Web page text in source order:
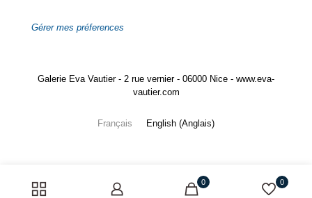
Gérer mes préferences
Galerie Eva Vautier - 2 rue vernier - 06000 Nice - www.eva-
vautier.com
Français English (Anglais)
0 0